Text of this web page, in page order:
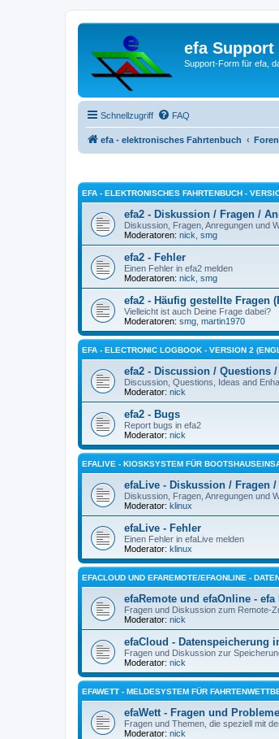
efa Support
Support-Form für efa,
Schnellzugriff FAQ
efa - elektronisches Fahrtenbuch
EFA - ELEKTRONISCHES FAHRTENBUCH -
efa2 - Diskussion / Fragen /
Diskussion, Fragen, Anregungen und
Moderatoren: nick smg
efa2 - Fehler
Einen Fehler in efa2 melden
Moderatoren: nick smg
efa2 - Häufig gestellte Fragen
Vielleicht ist auch Deine Frage dabei?
Moderatoren: smg martin1970
EFA - ELECTRONIC LOGBOOK - VERSION 2
efa2 - Discussion / Questions
Discussion, Questions, Ideas and
Moderator: nick
efa2 - Bugs
Report bugs in efa2
Moderator: nick
EFALIVE - KIOSKSYSTEM FÜR
efaLive - Diskussion / Fragen
Diskussion, Fragen, Anregungen und
Moderator: klinux
efaLive - Fehler
Einen Fehler in efaLive melden
Moderator: klinux
EFACLOUD UND EFAREMOTE/EFAONLINE -
efaRemote und efaOnline -
Fragen und Diskussion zum Remote-
Moderator: nick
efaCloud - Datenspeicherung
Fragen und Diskussion zur
Moderator: nick
EFAWETT - MELDESYSTEM FÜR
efaWett - Fragen und Probleme
Fragen und Themen, die speziell mit
Moderator: nick